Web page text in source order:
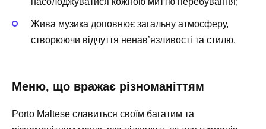
Жива музика доповнює загальну атмосферу,
створюючи відчуття ненав’язливості та стилю.
Меню, що вражає різноманіттям
Porto Maltese славиться своїм багатим та